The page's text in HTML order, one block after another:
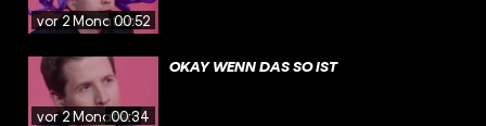
vor 2 Monaten
00:52
vor 2 Monaten
00:34
OKAY WENN DAS SO IST